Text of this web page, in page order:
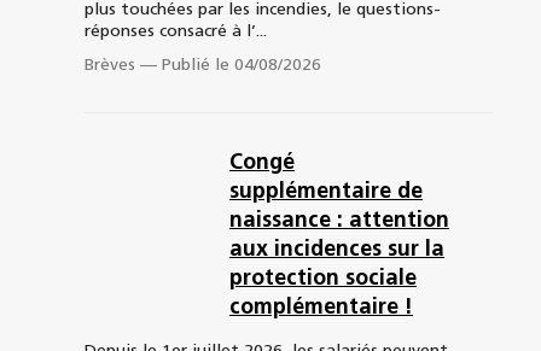
plus touchées par les incendies, le questions-
réponses consacré à l’...
Brèves — Publié le 04/08/2026
Congé
supplémentaire de
naissance : attention
aux incidences sur la
protection sociale
complémentaire !